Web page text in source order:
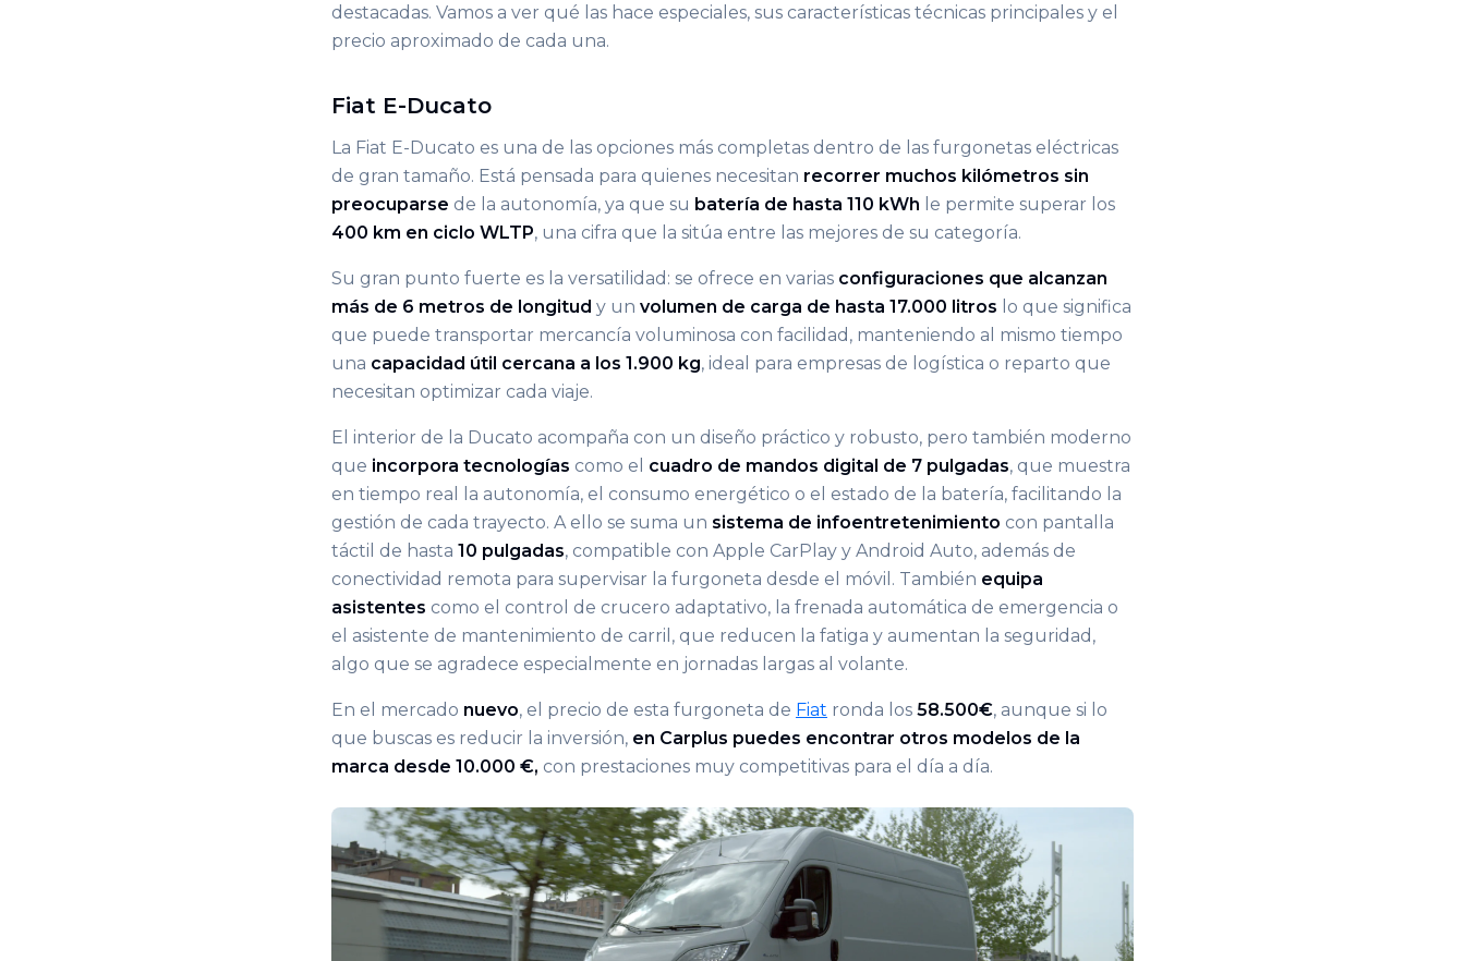
destacadas. Vamos a ver qué las hace especiales, sus características técnicas principales y el
precio aproximado de cada una.
Fiat E-Ducato
La Fiat E-Ducato es una de las opciones más completas dentro de las furgonetas eléctricas
de gran tamaño. Está pensada para quienes necesitan recorrer muchos kilómetros sin
preocuparse de la autonomía, ya que su batería de hasta 110 kWh le permite superar los
400 km en ciclo WLTP, una cifra que la sitúa entre las mejores de su categoría.
Su gran punto fuerte es la versatilidad: se ofrece en varias configuraciones que alcanzan
más de 6 metros de longitud y un volumen de carga de hasta 17.000 litros lo que significa
que puede transportar mercancía voluminosa con facilidad, manteniendo al mismo tiempo
una capacidad útil cercana a los 1.900 kg, ideal para empresas de logística o reparto que
necesitan optimizar cada viaje.
El interior de la Ducato acompaña con un diseño práctico y robusto, pero también moderno
que incorpora tecnologías como el cuadro de mandos digital de 7 pulgadas, que muestra
en tiempo real la autonomía, el consumo energético o el estado de la batería, facilitando la
gestión de cada trayecto. A ello se suma un sistema de infoentretenimiento con pantalla
táctil de hasta 10 pulgadas, compatible con Apple CarPlay y Android Auto, además de
conectividad remota para supervisar la furgoneta desde el móvil. También equipa
asistentes como el control de crucero adaptativo, la frenada automática de emergencia o
el asistente de mantenimiento de carril, que reducen la fatiga y aumentan la seguridad,
algo que se agradece especialmente en jornadas largas al volante.
En el mercado nuevo, el precio de esta furgoneta de Fiat ronda los 58.500€, aunque si lo
que buscas es reducir la inversión, en Carplus puedes encontrar otros modelos de la
marca desde 10.000 €, con prestaciones muy competitivas para el día a día.